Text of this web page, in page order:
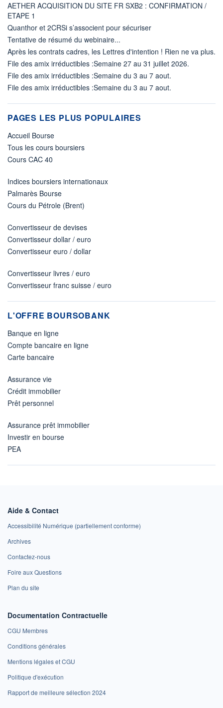
AETHER ACQUISITION DU SITE FR SXB2 : CONFIRMATION /
ETAPE 1
Quanthor et 2CRSi s’associent pour sécuriser
Tentative de résumé du webinaire...
Après les contrats cadres, les Lettres d'intention ! Rien ne va plus.
File des amix irréductibles :Semaine 27 au 31 juillet 2026.
File des amix irréductibles :Semaine du 3 au 7 aout.
File des amix irréductibles :Semaine du 3 au 7 aout.
PAGES LES PLUS POPULAIRES
Accueil Bourse
Tous les cours boursiers
Cours CAC 40
Indices boursiers internationaux
Palmarès Bourse
Cours du Pétrole (Brent)
Convertisseur de devises
Convertisseur dollar / euro
Convertisseur euro / dollar
Convertisseur livres / euro
Convertisseur franc suisse / euro
L'OFFRE BOURSOBANK
Banque en ligne
Compte bancaire en ligne
Carte bancaire
Assurance vie
Crédit immobilier
Prêt personnel
Assurance prêt immobilier
Investir en bourse
PEA
Aide & Contact
Accessibilité Numérique (partiellement conforme)
Archives
Contactez-nous
Foire aux Questions
Plan du site
Documentation Contractuelle
CGU Membres
Conditions générales
Mentions légales et CGU
Politique d'exécution
Rapport de meilleure sélection 2024